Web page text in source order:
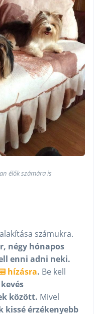
élők számára is
számukra.
négy hónapos
enni adni neki.
hízásra. Be kell
kevés
között. Mivel
kissé érzékenyebb